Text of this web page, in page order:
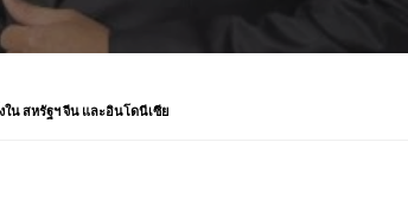
ใน สหรัฐฯ จีน และอินโดนีเซีย